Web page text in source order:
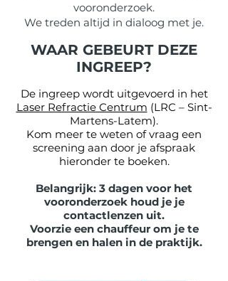
vooronderzoek.
We treden altijd in dialoog met je.
WAAR GEBEURT DEZE
INGREEP?
De ingreep wordt uitgevoerd in het
Laser Refractie Centrum (LRC – Sint-
Martens-Latem).
Kom meer te weten of vraag een
screening aan door je afspraak
hieronder te boeken.
Belangrijk: 3 dagen voor het
vooronderzoek houd je je
contactlenzen uit.
Voorzie een chauffeur om je te
brengen en halen in de praktijk.